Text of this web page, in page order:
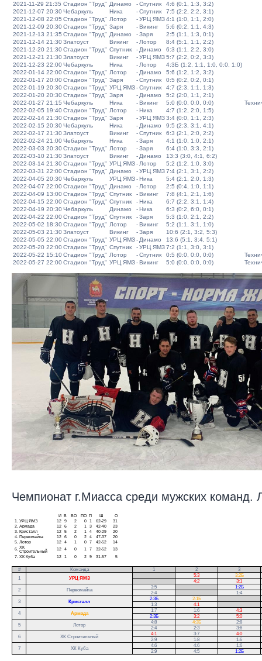
2021-11-29 21:35 Стадион "Труд" Динамо -Спутник
4:6 (0:1, 1:3, 3:2)
2021-12-07 20:30Чебаркуль Ника -Спутник
7:5 (2:2, 2:2, 3:1)
2021-12-08 22:05 Стадион "Труд" Лотор -УРЦ ЯМЗ4:1 (1:0, 1:1, 2:0)
2021-12-09 20:30Стадион "Труд" Заря -Викинг
5:6 (0:2, 1:1, 4:3)
2021-12-13 21:35 Стадион "Труд" Динамо -Заря
2:5 (1:1, 1:3, 0:1)
2021-12-14 21:30Златоуст Викинг - Лотор
8:4 (5:1, 1:1, 2:2)
2021-12-20 21:30Стадион "Труд" Спутник - Динамо
6:3 (1:1, 2:2, 3:0)
2021-12-21 21:30Златоуст Викинг -УРЦ ЯМЗ5:7 (2:2, 0:2, 3:3)
2021-12-23 22:00Чебаркуль Ника - Лотор
4:3Б (1:2, 1:1, 1:0, 0:0, 1:0)
2022-01-14 22:00Стадион "Труд" Лотор - Динамо
5:6 (1:2, 1:2, 3:2)
2022-01-17 20:00Стадион "Труд" Заря -Спутник
0:5 (0:2, 0:2, 0:1)
2022-01-19 20:30Стадион "Труд" УРЦ ЯМЗ-Спутник
4:7 (2:3, 1:1, 1:3)
2022-01-20 20:30Стадион "Труд" Заря - Динамо
5:2 (2:0, 1:1, 2:1)
2022-01-27 21:15 Чебаркуль Ника -Викинг 5:0 (0:0, 0:0, 0:0)
2022-02-05 19:40Стадион "Труд" Лотор -Ника
4:7 (1:2, 2:0, 1:5)
2022-02-14 21:30Стадион "Труд" Заря -УРЦ ЯМЗ3:4 (0:0, 1:1, 2:3)
2022-02-15 20:30Чебаркуль Ника - Динамо
9:5 (2:3, 3:1, 4:1)
2022-02-17 21:30Златоуст Викинг -Спутник
6:3 (2:1, 2:0, 2:2)
2022-02-24 21:00Чебаркуль Ника -Заря
4:1 (1:0, 1:0, 2:1)
2022-03-03 20:30Стадион "Труд" Лотор -Заря
6:4 (1:0, 3:3, 2:1)
2022-03-10 21:30Златоуст Викинг - Динамо
13:3 (3:0, 4:1, 6:2)
2022-03-14 21:30Стадион "Труд" УРЦ ЯМЗ- Лотор
5:2 (1:2, 1:0, 3:0)
2022-03-31 22:00Стадион "Труд" Динамо -УРЦ ЯМЗ7:4 (2:1, 3:1, 2:2)
2022-04-05 20:30Чебаркуль УРЦ ЯМЗ-Ника
5:4 (2:1, 2:0, 1:3)
2022-04-07 22:00Стадион "Труд" Динамо - Лотор
2:5 (0:4, 1:0, 1:1)
2022-04-09 13:00Стадион "Труд" Спутник -Викинг
7:8 (4:1, 2:1, 1:6)
2022-04-15 22:00Стадион "Труд" Спутник -Ника
6:7 (2:2, 3:1, 1:4)
2022-04-19 20:30Чебаркуль Динамо -Ника
6:3 (0:2, 6:0, 0:1)
2022-04-22 22:00Стадион "Труд" Спутник -Заря
5:3 (1:0, 2:1, 2:2)
2022-05-02 18:30Стадион "Труд" Лотор -Викинг
5:2 (1:1, 3:1, 1:0)
2022-05-03 21:30Златоуст Викинг -Заря
10:6 (2:1, 3:2, 5:3)
2022-05-05 22:00Стадион "Труд" УРЦ ЯМЗ- Динамо
13:6 (5:1, 3:4, 5:1)
2022-05-20 22:00Стадион "Труд" Спутник -УРЦ ЯМЗ7:2 (1:1, 3:0, 3:1)
2022-05-22 15:10Стадион "Труд" Лотор -Спутник 0:5 (0:0, 0:0, 0:0)
2022-05-27 22:00Стадион "Труд" УРЦ ЯМЗ-Викинг 5:0 (0:0, 0:0, 0:0)
Чемпионат г.Миасса среди мужских команд.
И В ВО ПО П Ш
О
1.
УРЦ ЯМЗ 12 9 2 0 1 62-29
31
2. Армада 12 6 2 1 3 42-40
23
3. Кристалл 12 5 2 1 4 40-29
20
4. Первомайка 12 6 0 2 4 47-37
20
5. Лотор 12 4 1 0 7 42-52
14
6. ХК
Строительный
12 4 0 1 7 32-52
13
7. ХК Куба 12 1 0 2 9 31-57 5
# Команда 1 2
3
1
УРЦ ЯМЗ
5:3
3:2Б
4:2
3:1
2
Первомайка
3:5
1:2Б
2:4
1:4
3
Кристалл
2:3Б 2:1Б
1:3
4:1
4
Армада
1:7 1:6 4:3
2:3Б
3:2 5:0
5
Лотор
4:8 4:3Б
2:8
2:4
2:3
3:6
6
ХК Строительный
4:1 3:7
4:0
2:9
1:8
1:6
7
ХК Куба
4:6 4:6
1:6
2:9
4:5 1:2Б